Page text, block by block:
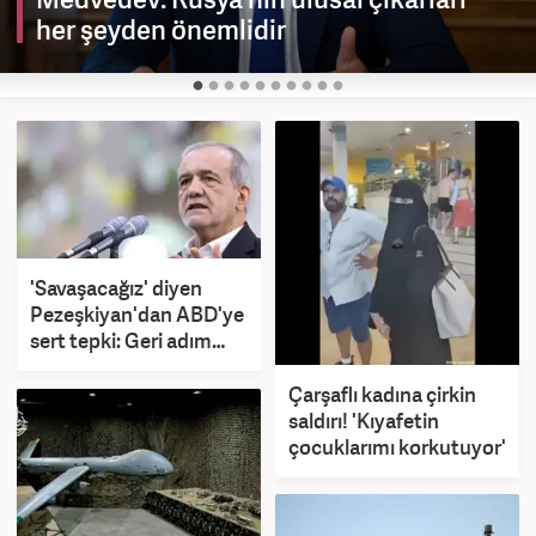
her şeyden önemlidir
'Savaşacağız' diyen
Pezeşkiyan'dan ABD'ye
sert tepki: Geri adım
Çarşaflı kadına çirkin
saldırı! 'Kıyafetin
çocuklarımı korkutuyor'